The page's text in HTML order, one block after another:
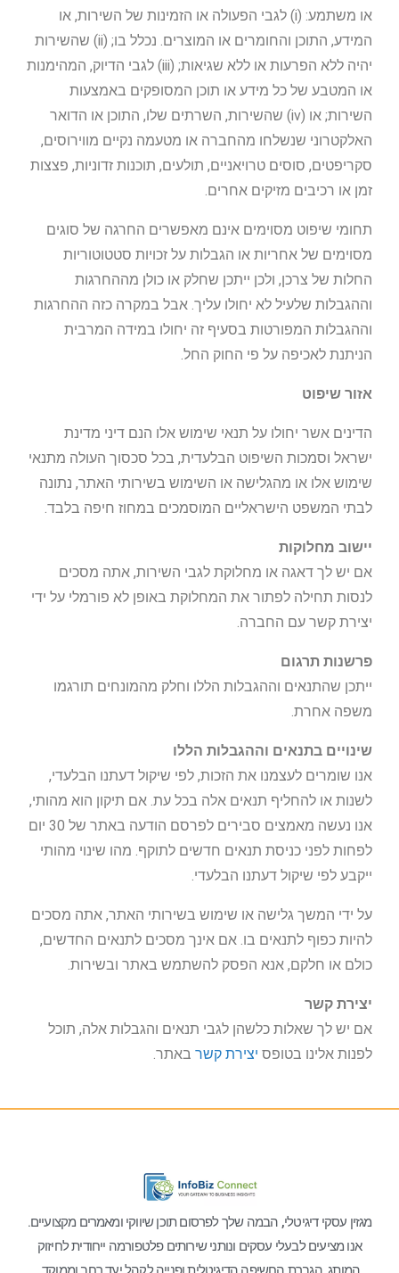
או משתמע: (i) לגבי הפעולה או הזמינות של השירות, או
המידע, התוכן והחומרים או המוצרים. נכלל בו; (ii) שהשירות
יהיה ללא הפרעות או ללא שגיאות; (iii) לגבי הדיוק, המהימנות
או המטבע של כל מידע או תוכן המסופקים באמצעות
השירות; או (iv) שהשירות, השרתים שלו, התוכן או הדואר
האלקטרוני שנשלחו מהחברה או מטעמה נקיים מווירוסים,
סקריפטים, סוסים טרויאניים, תולעים, תוכנות זדוניות, פצצות
זמן או רכיבים מזיקים אחרים.
תחומי שיפוט מסוימים אינם מאפשרים החרגה של סוגים
מסוימים של אחריות או הגבלות על זכויות סטטוטוריות
החלות של צרכן, ולכן ייתכן שחלק או כולן מההחרגות
וההגבלות שלעיל לא יחולו עליך. אבל במקרה כזה ההחרגות
וההגבלות המפורטות בסעיף זה יחולו במידה המרבית
הניתנת לאכיפה על פי החוק החל.
אזור שיפוט
הדינים אשר יחולו על תנאי שימוש אלו הנם דיני מדינת
ישראל וסמכות השיפוט הבלעדית, בכל סכסוך העולה מתנאי
שימוש אלו או מהגלישה או השימוש בשירותי האתר, נתונה
לבתי המשפט הישראליים המוסמכים במחוז חיפה בלבד.
יישוב מחלוקות
אם יש לך דאגה או מחלוקת לגבי השירות, אתה מסכים
לנסות תחילה לפתור את המחלוקת באופן לא פורמלי על ידי
יצירת קשר עם החברה.
פרשנות תרגום
ייתכן שהתנאים וההגבלות הללו וחלק מהמונחים תורגמו
משפה אחרת.
שינויים בתנאים וההגבלות הללו
אנו שומרים לעצמנו את הזכות, לפי שיקול דעתנו הבלעדי,
לשנות או להחליף תנאים אלה בכל עת. אם תיקון הוא מהותי,
אנו נעשה מאמצים סבירים לפרסם הודעה באתר של 30 יום
לפחות לפני כניסת תנאים חדשים לתוקף. מהו שינוי מהותי
ייקבע לפי שיקול דעתנו הבלעדי.
על ידי המשך גלישה או שימוש בשירותי האתר, אתה מסכים
להיות כפוף לתנאים בו. אם אינך מסכים לתנאים החדשים,
כולם או חלקם, אנא הפסק להשתמש באתר ובשירות.
יצירת קשר
אם יש לך שאלות כלשהן לגבי תנאים והגבלות אלה, תוכל
לפנות אלינו בטופס יצירת קשר באתר.
מגזין עסקי דיגיטלי, הבמה שלך לפרסום תוכן שיווקי ומאמרים מקצועיים.
אנו מציעים לבעלי עסקים ונותני שירותים פלטפורמה ייחודית לחיזוק